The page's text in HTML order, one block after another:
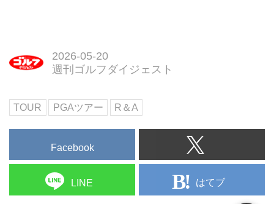
2026-05-20
週刊ゴルフダイジェスト
TOUR PGAツアー R＆A
Facebook
LINE はてブ